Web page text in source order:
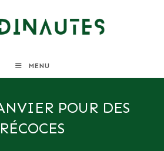
MENU
POUR DES